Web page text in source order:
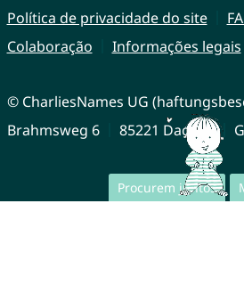
Procurem juntos
Política de privacidade do site
Colaboração
Informações legais
© CharliesNames UG
Brahmsweg 6
85221 Dachau